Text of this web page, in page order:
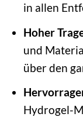
in allen
Hoher
und
über den
Hydrogel-